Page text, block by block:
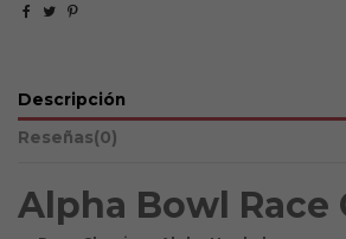
Descripción
Reseñas(0)
Alpha Bowl Race